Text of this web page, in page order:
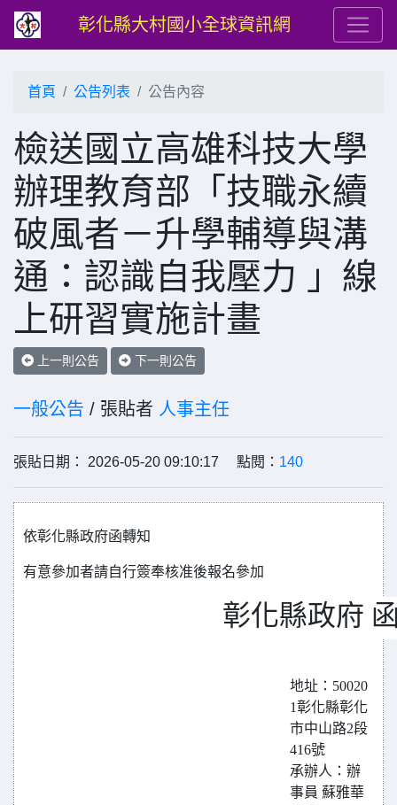
彰化縣大村國小全球資訊網
首頁 公告列表 公告內容
檢送國立高雄科技大學
辦理教育部「技職永續
破風者－升學輔導與溝
通：認識自我壓力 」線
上研習實施計畫
上一則公告 下一則公告
一般公告 / 張貼者 人事主任
張貼日期： 2026-05-20 09:10:17 點閱： 140
依彰化縣政府函轉知
有意參加者請自行簽奉核准後報名參加
彰化縣政府
地址：50020
1彰化縣彰化
市中山路2段
416號
承辦人：辦
事員 蘇雅華